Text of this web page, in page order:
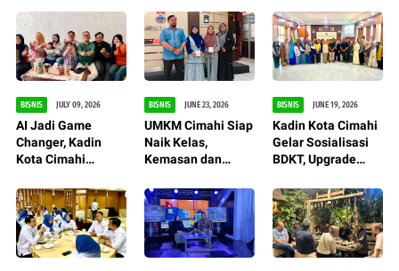
BISNIS JULY 09, 2026
AI Jadi Game
Changer, Kadin
Kota Cimahi
Transformasi
UMKM
BISNIS JUNE 23, 2026
UMKM Cimahi Siap
Naik Kelas,
Kemasan dan
Kunci Bersaing
BISNIS JUNE 19, 2026
Kadin Kota Cimahi
Gelar Sosialisasi
BDKT, Upgrade
Inovasi Biar Makin
Siap Bersaing